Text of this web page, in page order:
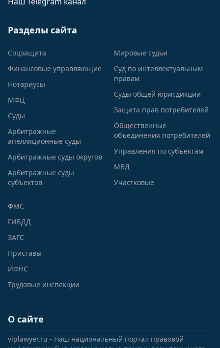
Разделы сайта
Соцзащита
Финансовые управляющие
Нотариусы
МФЦ
Суды
Арбитражные
апелляционные суды
Арбитражные суды округов
Арбитражные суды
субъектов
Мировые судьи
Суд по интеллектуальным
правам
Суды общей юрисдикции
Защита прав потребителей
Общественные
объединения потребителей
Управления по субъектам
МВД
Участковые
ФМС
ГИБДД
ЗАГС
Приставы
ИФНС
Трудовые инспекции
О сайте
viplawyer.ru - Наш национальный портал правовой